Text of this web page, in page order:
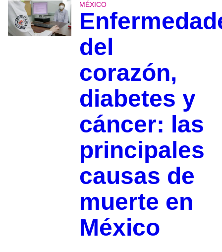
MÉXICO
del
corazón,
diabetes y
cáncer: las
principales
causas de
muerte en
México